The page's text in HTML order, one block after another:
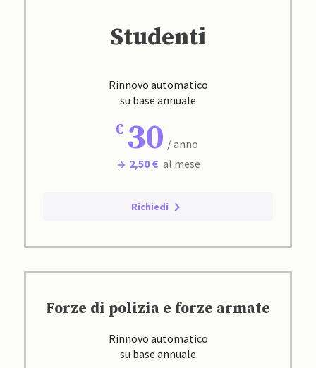
Studenti
Rinnovo automatico
su base annuale
30 / anno
2,50 € al mese
Richiedi
Forze di polizia e forze armate
Rinnovo automatico
su base annuale